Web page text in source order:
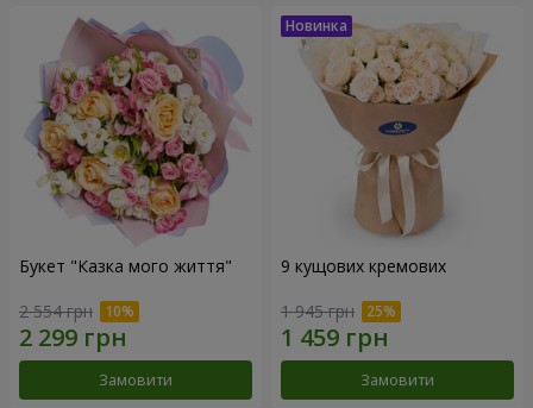
Букет "Казка мого життя"
2 554 грн
Замовити
9 кущових кремових
1 945 грн
Замовити